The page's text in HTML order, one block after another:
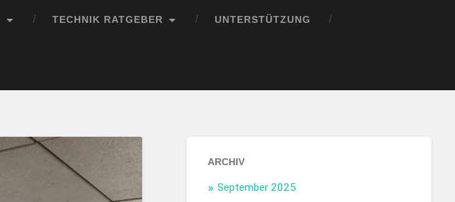
TECHNIK RATGEBER UNTERSTÜTZUNG
ARCHIV
September 2025